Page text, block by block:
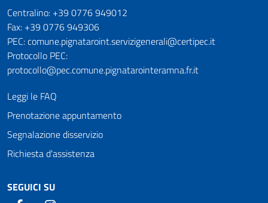
Numeri utili
Centralino: +39 0776 949012
Fax: +39 0776 949306
PEC: comune.pignataroint.servizigenerali@certipec.it
Protocollo PEC:
protocollo@pec.comune.pignatarointeramna.fr.it
Leggi le FAQ
Prenotazione appuntamento
Segnalazione disservizio
Richiesta d'assistenza
SEGUICI SU